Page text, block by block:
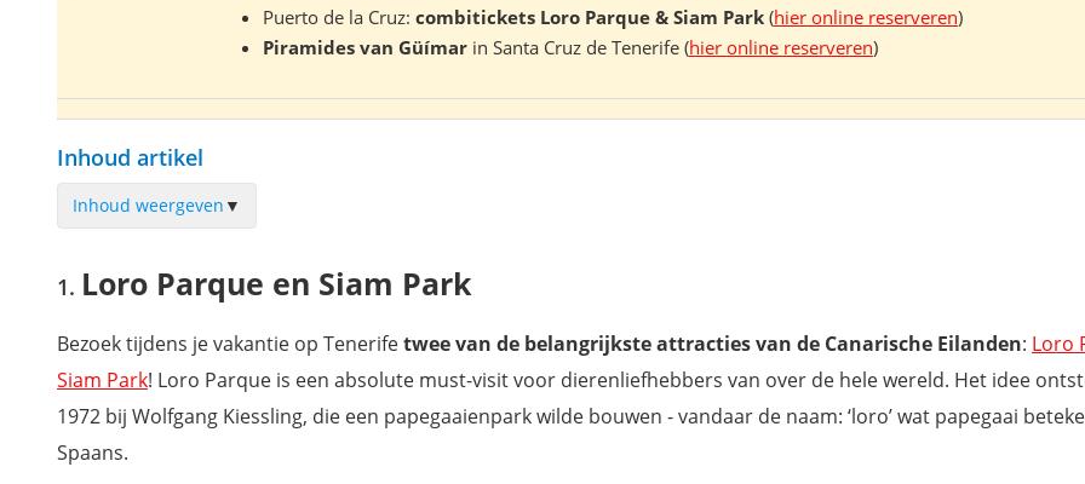
Puerto de la Cruz: combitickets Loro Parque & Siam Park (hier online reserveren)
Piramides van Güímar in Santa Cruz de Tenerife (hier online reserveren)
Inhoud artikel
Inhoud weergeven ▼
Dolfijnen en walvissen spotten op Tenerife
Nog meer waterpret in Aqualand in Costa Adeje
Bezoek een wijnmakerij en geniet van een proeverij
Neem de kabelbaan naar de El Teide vulkaan
Bezoek de piramides van Malpaís de Güímar
Loro Parque en Siam Park
Bezoek tijdens je vakantie op Tenerifetwee van de belangrijkste attracties van de Canarische Eilanden: Loro
Siam Park! Loro Parque is een absolute must-visit voor dierenliefhebbers van over de hele wereld. Het idee
1972 bij Wolfgang Kiessling, die een papegaaienpark wilde bouwen - vandaar de naam: ‘loro’ wat papegaai
Spaans.